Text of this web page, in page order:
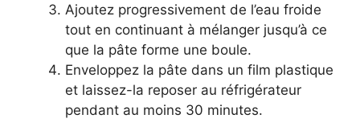
Ajoutez progressivement de l’eau froide
tout en continuant à mélanger jusqu’à ce
que la pâte forme une boule.
Enveloppez la pâte dans un film plastique
et laissez-la reposer au réfrigérateur
pendant au moins 30 minutes.